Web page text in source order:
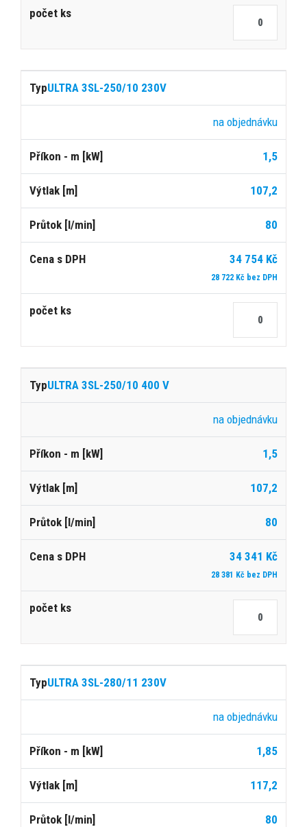
ULTRA 3SL-250/10 230V
na objednávku
1,5
107,2
80
34 754 Kč
28 722 Kč bez DPH
ULTRA 3SL-250/10 400 V
na objednávku
1,5
107,2
80
34 341 Kč
28 381 Kč bez DPH
ULTRA 3SL-280/11 230V
na objednávku
1,85
117,2
80